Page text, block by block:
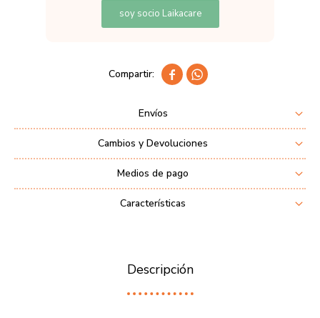
soy socio Laikacare
 
Envíos
Cambios y Devoluciones
Medios de pago
Características
Descripción